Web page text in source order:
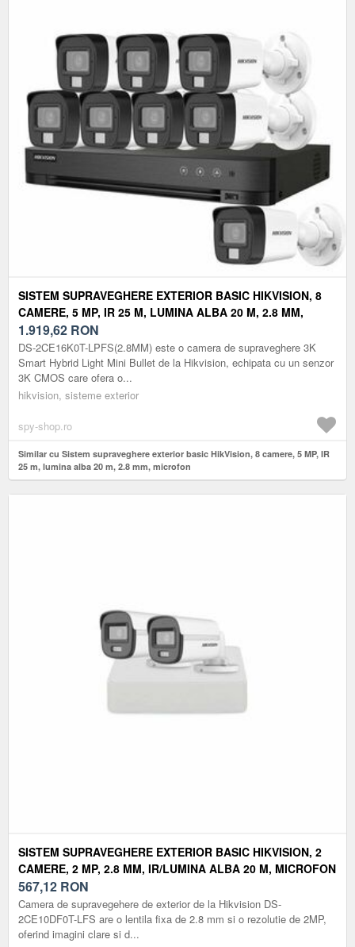
SISTEM SUPRAVEGHERE EXTERIOR BASIC HIKVISION, 8
CAMERE, 5 MP, IR 25 M, LUMINA ALBA 20 M, 2.8 MM,
MICROFON
1.919,62 RON
DS-2CE16K0T-LPFS(2.8MM) este o camera de supraveghere 3K
Smart Hybrid Light Mini Bullet de la Hikvision, echipata cu un senzor
3K CMOS care ofera o...
hikvision, sisteme exterior
spy-shop.ro
Similar cu Sistem supraveghere exterior basic HikVision, 8 camere, 5 MP, IR
25 m, lumina alba 20 m, 2.8 mm, microfon
SISTEM SUPRAVEGHERE EXTERIOR BASIC HIKVISION, 2
CAMERE, 2 MP, 2.8 MM, IR/LUMINA ALBA 20 M, MICROFON
567,12 RON
Camera de supravegehere de exterior de la Hikvision DS-
2CE10DF0T-LFS are o lentila fixa de 2.8 mm si o rezolutie de 2MP,
oferind imagini clare si d...